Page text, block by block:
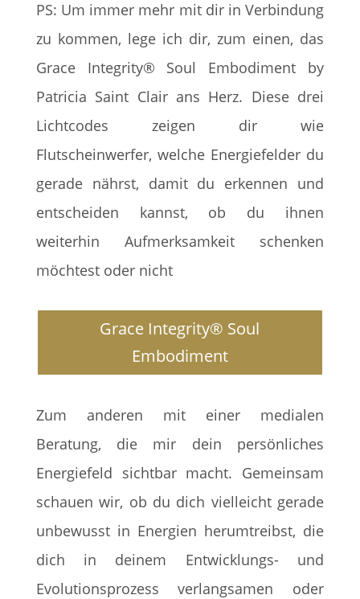
PS: Um immer mehr mit dir in Verbindung
zu kommen, lege ich dir, zum einen, das
Grace Integrity® Soul Embodiment by
Patricia Saint Clair ans Herz. Diese drei
Lichtcodes zeigen dir wie
Flutscheinwerfer, welche Energiefelder du
gerade nährst, damit du erkennen und
entscheiden kannst, ob du ihnen
weiterhin Aufmerksamkeit schenken
möchtest oder nicht
Grace Integrity® Soul
Embodiment
Zum anderen mit einer medialen
Beratung, die mir dein persönliches
Energiefeld sichtbar macht. Gemeinsam
schauen wir, ob du dich vielleicht gerade
unbewusst in Energien herumtreibst, die
dich in deinem Entwicklungs- und
Evolutionsprozess verlangsamen oder